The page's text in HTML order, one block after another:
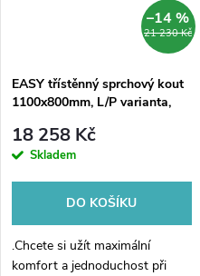
21 230 Kč
–14 %
EASY třístěnný sprchový kout
1100x800mm, L/P varianta,
18 258 Kč
Skladem
DO KOŠÍKU
.Chcete si užít maximální
komfort a jednoduchost při